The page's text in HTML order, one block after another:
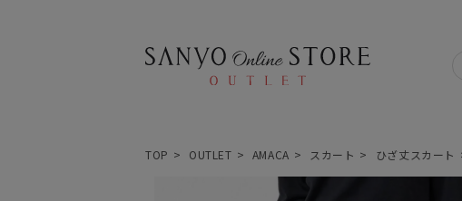
TOP OUTLET AMACA スカート ひざ丈スカート